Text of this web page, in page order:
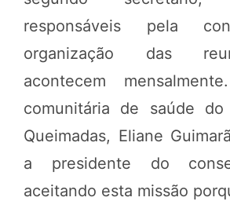
responsáveis pela
organização das
acontecem
comunitária de saúde
Queimadas, Eliane
a presidente do
aceitando esta missão